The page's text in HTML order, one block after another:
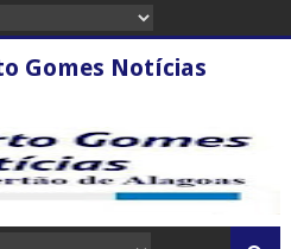
Gomes Notícias